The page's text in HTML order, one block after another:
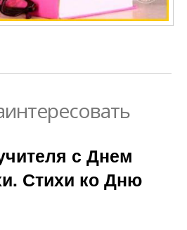
с Днем
Стихи ко Дню